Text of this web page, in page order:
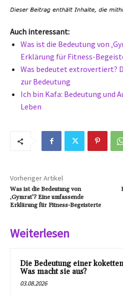
Auch interessant:
Was ist die Bedeutung von
Erklärung für Fitness-
Was bedeutet extrovertiert?
zur Bedeutung
Ich bin Kafa: Bedeutung und
Leben
Vorheriger Artikel
Was ist die Bedeutung von
‚Gymrat‘? Eine umfassende
Erklärung für Fitness-Begeisterte
Weiterlesen
Die Bedeutung einer
Was macht sie aus?
03.08.2026